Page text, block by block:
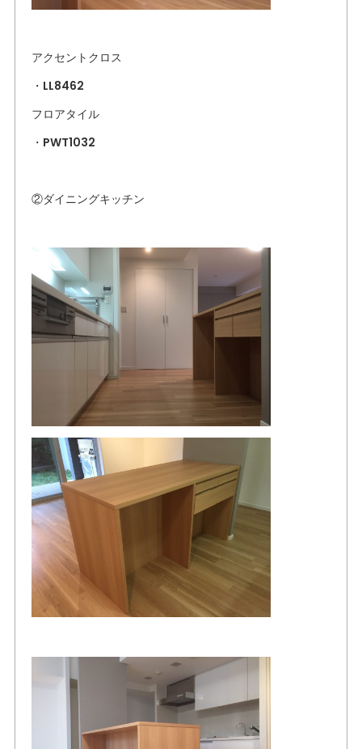
アクセントクロス
・LL8462
フロアタイル
・PWT1032
②ダイニングキッチン